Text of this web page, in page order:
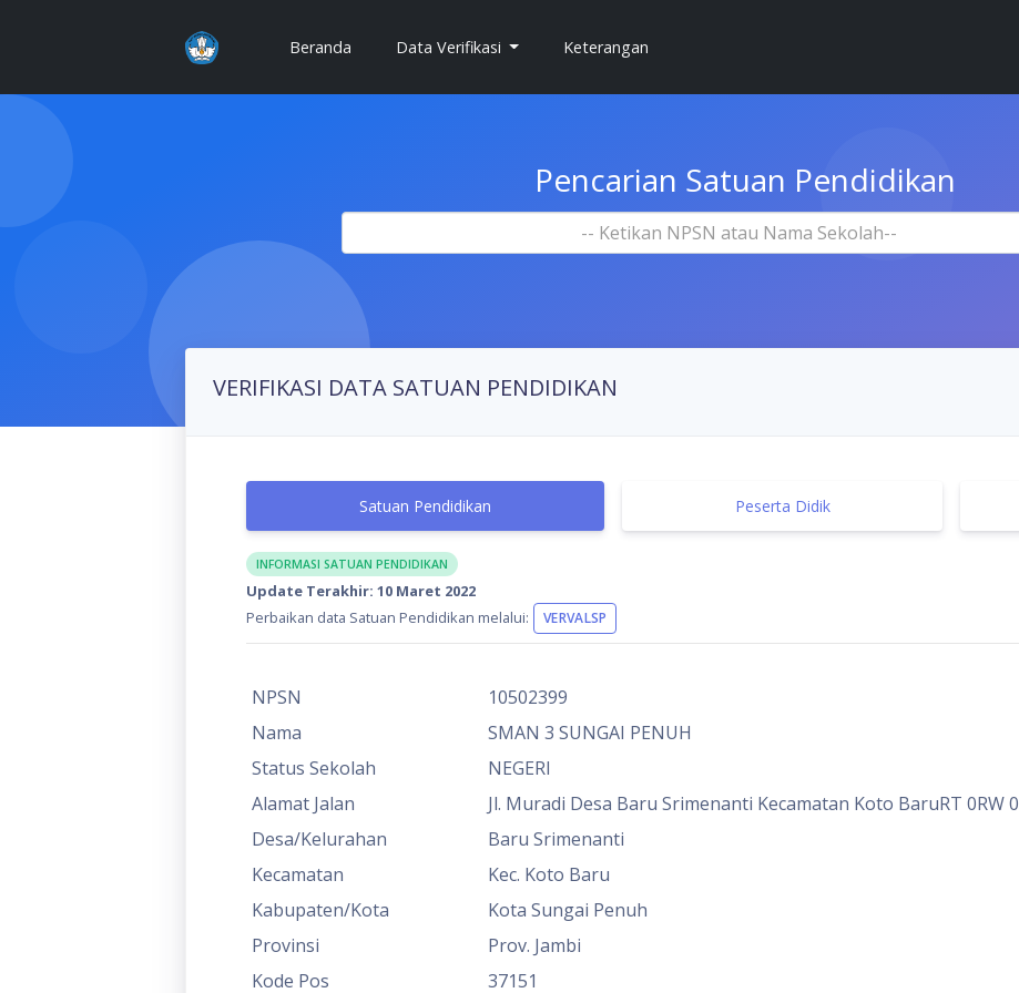
Beranda(current)Data Verifikasi Keterangan
Pencarian Satuan Pendidikan
-- Ketikan NPSN atau Nama Sekolah--
VERIFIKASI DATA SATUAN PENDIDIKAN
Satuan Pendidikan Peserta Didik
INFORMASI SATUAN PENDIDIKAN
Update Terakhir: 10 Maret 2022
Perbaikan data Satuan Pendidikan melalui:
VERVALSP
NPSN
10502399
Nama
SMAN 3 SUNGAI PENUH
Status Sekolah
NEGERI
Alamat Jalan
Jl. Muradi Desa Baru Srimenanti Kecamatan Koto BaruRT 0RW 0
Desa/Kelurahan
Baru Srimenanti
Kecamatan
Kec. Koto Baru
Kabupaten/Kota
Kota Sungai Penuh
Provinsi
Prov. Jambi
Kode Pos
37151